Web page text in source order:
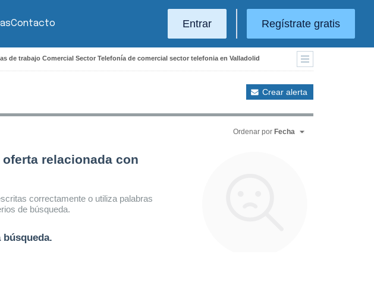
Contacto Entrar Regístrate gratis
de trabajo Comercial Sector Telefonía de comercial sector telefonia en Valladolid
Crear alerta
Ordenar por Fecha
relacionada con
correctamente o utiliza palabras
de búsqueda.
búsqueda.